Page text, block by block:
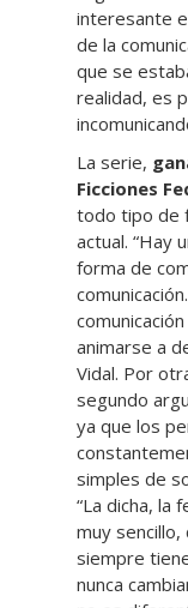
interesante
de la
que se
realidad, es
La serie,
Ficciones
todo tipo de
actual. “Hay
forma de
animarse a
Vidal. Por
segundo
ya que los
simples de
“La dicha, la
muy sencillo,
siempre
nunca